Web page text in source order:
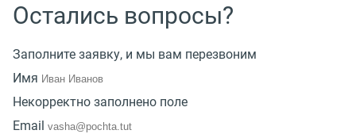
Остались вопросы?
Заполните заявку, и мы вам перезвоним
Имя
Некорректно заполнено поле
Email